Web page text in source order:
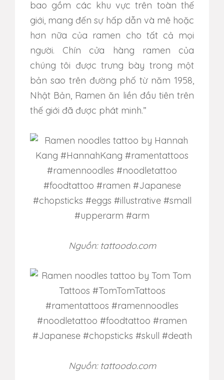
bao gồm các khu vực trên toàn thế
giới, mang đến sự hấp dẫn và mê hoặc
hơn nữa của ramen cho tất cả mọi
người. Chín cửa hàng ramen của
chúng tôi được trưng bày trong một
bản sao trên đường phố từ năm 1958,
Nhật Bản, Ramen ăn liền đầu tiên trên
thế giới đã được phát minh.”
Nguồn: tattoodo.com
Nguồn: tattoodo.com